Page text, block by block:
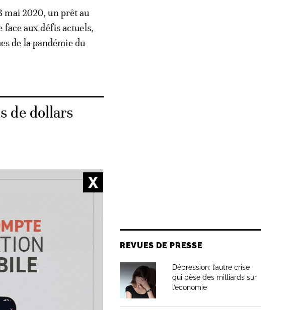
mai 2020, un prêt au
face aux défis actuels,
de la pandémie du
de dollars
pour mettre en œuvre
à faire face à
répondre aux besoins
commerce, à travers
arabe, explique le
Dhabi.
REVUES DE PRESSE
Dépression: l’autre crise
qui pèse des milliards sur
l’économie